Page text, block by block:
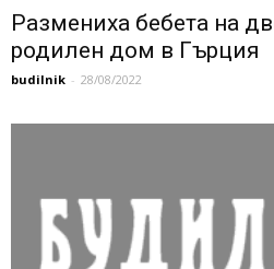
Размениха бебета на
родилен дом в Гърция
budilnik - 28/08/2022